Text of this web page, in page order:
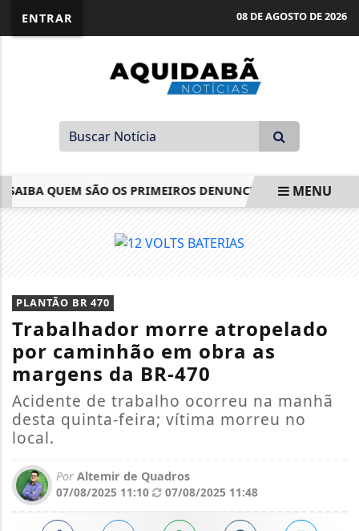
ENTRAR 08 DE AGOSTO DE 2026
QUEM SÃO OS PRIMEIROS DENUNCIADOS PELOMENU
PLANTÃO BR 470
Trabalhador morre atropelado
por caminhão em obra as
margens da BR-470
Acidente de trabalho ocorreu na manhã
desta quinta-feira; vítima morreu no
local.
Por Altemir de Quadros
07/08/2025 11:10
07/08/2025 11:48